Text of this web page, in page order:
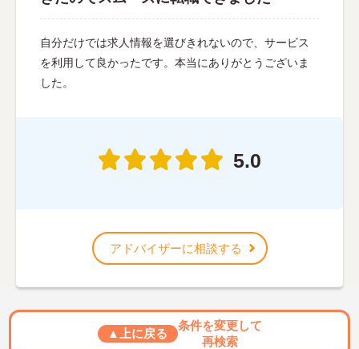
自分だけでは求人情報を選びきれないので、サービス
を利用して良かったです。本当にありがとうございま
した。
5.0
アドバイザーに相談する
▲上に戻る
条件を変更して
再検索